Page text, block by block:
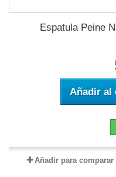
Espatula Peine
Añadir al
Añadir para comparar